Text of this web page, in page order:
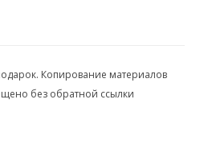
Копирование материалов
без обратной ссылки